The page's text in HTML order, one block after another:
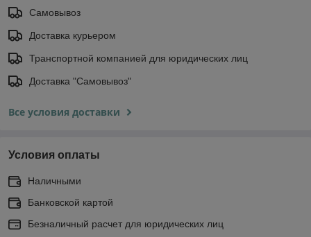
Самовывоз
Доставка курьером
Транспортной компанией для юридических лиц
Доставка "Самовывоз"
Все условия доставки
Условия оплаты
Наличными
Банковской картой
Безналичный расчет для юридических лиц